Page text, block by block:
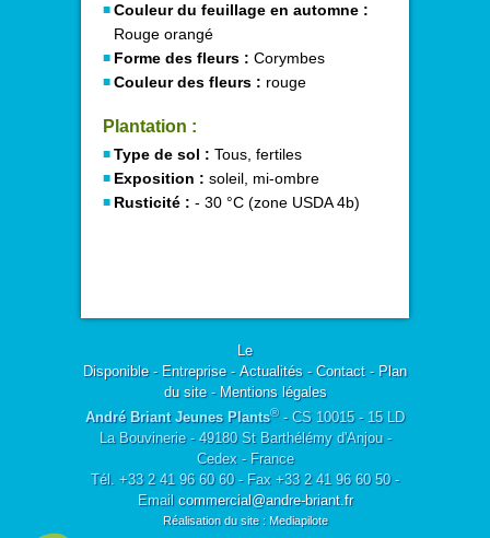
Couleur du feuillage en automne :
Rouge orangé
Forme des fleurs : Corymbes
Couleur des fleurs : rouge
Plantation :
Type de sol : Tous, fertiles
Exposition : soleil, mi-ombre
Rusticité : - 30 °C (zone USDA 4b)
Le
Disponible- Entreprise- Actualités - Contact- Plan
du site- Mentions légales
André Briant Jeunes Plants®- CS 10015 - 15 LD
La Bouvinerie - 49180 St Barthélémy d'Anjou -
Cedex - France
Tél. +33 2 41 96 60 60 - Fax +33 2 41 96 60 50 -
Email commercial@andre-briant.fr
Réalisation du site : Mediapilote